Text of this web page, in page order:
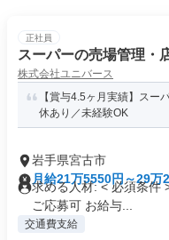
正社員
スーパーの売場管理・
株式会社ユニバース
【賞与4.5ヶ月実績】スー
休あり／未経験OK
岩手県宮古市
月給21万5550円～29万
求める人材: < 必須条件
ご応募可 お給与...
交通費支給